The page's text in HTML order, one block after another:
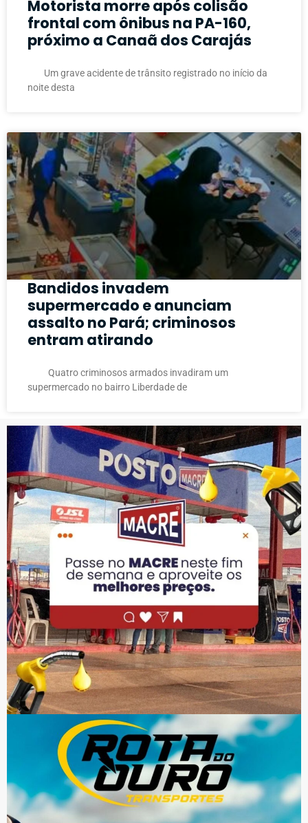
Motorista morre após colisão
frontal com ônibus na PA-160,
próximo a Canaã dos Carajás
Um grave acidente de trânsito registrado no início da
noite desta
Bandidos invadem
supermercado e anunciam
assalto no Pará; criminosos
entram atirando
Quatro criminosos armados invadiram um
supermercado no bairro Liberdade de
PUBLICIDADE